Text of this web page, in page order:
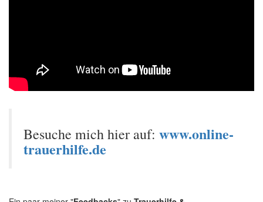
Besuche mich hier auf: www.online-
trauerhilfe.de